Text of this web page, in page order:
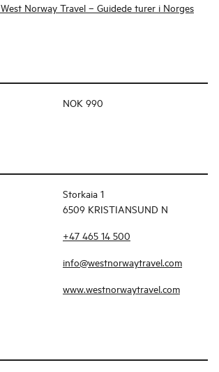
Norway Travel – Guidede turer i Norges
NOK 990
Storkaia 1
6509 KRISTIANSUND N
+47 465 14 500
info@westnorwaytravel.com
www.westnorwaytravel.com